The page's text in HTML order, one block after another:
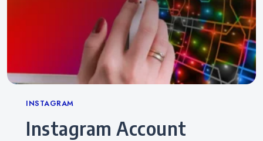
Categories
INSTAGRAM
Instagram Account